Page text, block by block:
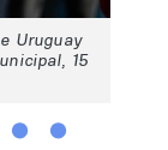
Uruguay
15